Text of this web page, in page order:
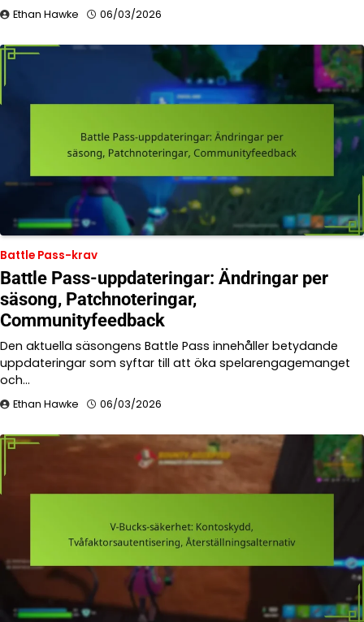
Ethan Hawke 06/03/2026
Battle Pass-krav
Battle Pass-uppdateringar: Ändringar per
säsong, Patchnoteringar,
Communityfeedback
Den aktuella säsongens Battle Pass innehåller betydande
uppdateringar som syftar till att öka spelarengagemanget
och…
Ethan Hawke 06/03/2026